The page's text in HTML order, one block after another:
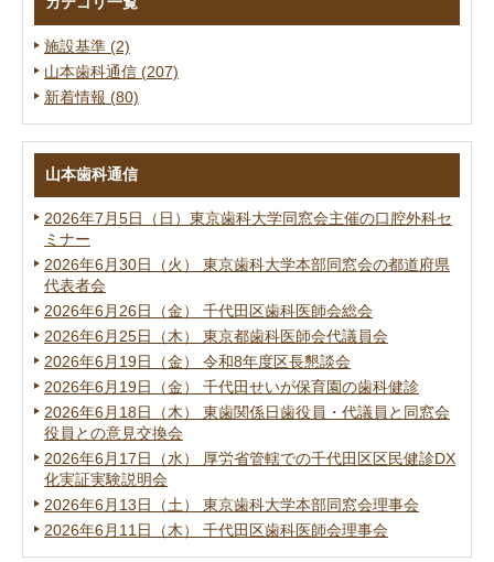
施設基準 (2)
山本歯科通信 (207)
新着情報 (80)
山本歯科通信
2026年7月5日（日）東京歯科大学同窓会主催の口腔外科セ
ミナー
2026年6月30日（火） 東京歯科大学本部同窓会の都道府県
代表者会
2026年6月26日（金） 千代田区歯科医師会総会
2026年6月25日（木） 東京都歯科医師会代議員会
2026年6月19日（金） 令和8年度区長懇談会
2026年6月19日（金） 千代田せいが保育園の歯科健診
2026年6月18日（木） 東歯関係日歯役員・代議員と同窓会
役員との意見交換会
2026年6月17日（水） 厚労省管轄での千代田区区民健診DX
化実証実験説明会
2026年6月13日（土） 東京歯科大学本部同窓会理事会
2026年6月11日（木） 千代田区歯科医師会理事会